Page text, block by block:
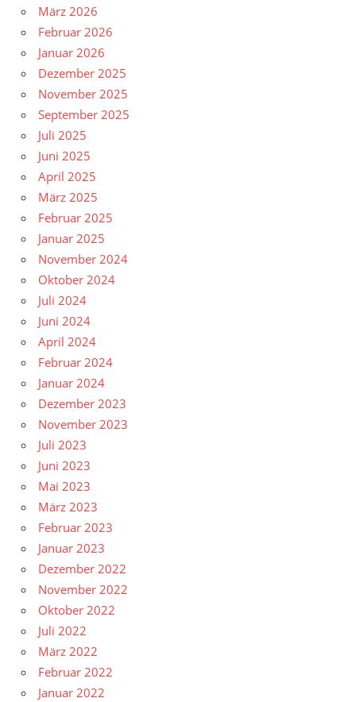
März 2026
Februar 2026
Januar 2026
Dezember 2025
November 2025
September 2025
Juli 2025
Juni 2025
April 2025
März 2025
Februar 2025
Januar 2025
November 2024
Oktober 2024
Juli 2024
Juni 2024
April 2024
Februar 2024
Januar 2024
Dezember 2023
November 2023
Juli 2023
Juni 2023
Mai 2023
März 2023
Februar 2023
Januar 2023
Dezember 2022
November 2022
Oktober 2022
Juli 2022
März 2022
Februar 2022
Januar 2022